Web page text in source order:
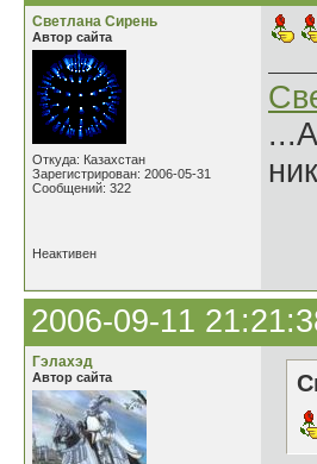
Светлана Сирень
Автор сайта
Откуда: Казахстан
Зарегистрирован: 2006-05-31
Сообщений: 322
Неактивен
2006-09-11
Гэлахэд
Автор сайта